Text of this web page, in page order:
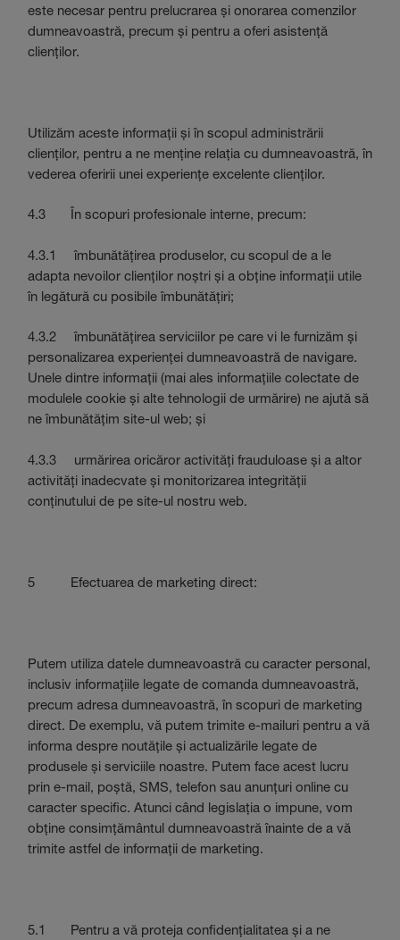
este necesar pentru prelucrarea și onorarea comenzilor
dumneavoastră, precum și pentru a oferi asistență
clienților.
Utilizăm aceste informații și în scopul administrării
clienților, pentru a ne menține relația cu dumneavoastră, în
vederea oferirii unei experiențe excelente clienților.
4.3 În scopuri profesionale interne, precum:
4.3.1 îmbunătățirea produselor, cu scopul de a le
adapta nevoilor clienților noștri și a obține informații utile
în legătură cu posibile îmbunătățiri;
4.3.2 îmbunătățirea serviciilor pe care vi le furnizăm și
personalizarea experienței dumneavoastră de navigare.
Unele dintre informații (mai ales informațiile colectate de
modulele cookie și alte tehnologii de urmărire) ne ajută să
ne îmbunătățim site-ul web; și
4.3.3 urmărirea oricăror activități frauduloase și a altor
activități inadecvate și monitorizarea integrității
conținutului de pe site-ul nostru web.
5 Efectuarea de marketing direct:
Putem utiliza datele dumneavoastră cu caracter personal,
inclusiv informațiile legate de comanda dumneavoastră,
precum adresa dumneavoastră, în scopuri de marketing
direct. De exemplu, vă putem trimite e-mailuri pentru a vă
informa despre noutățile și actualizările legate de
produsele și serviciile noastre. Putem face acest lucru
prin e-mail, poștă, SMS, telefon sau anunțuri online cu
caracter specific. Atunci când legislația o impune, vom
obține consimțământul dumneavoastră înainte de a vă
trimite astfel de informații de marketing.
5.1 Pentru a vă proteja confidențialitatea și a ne